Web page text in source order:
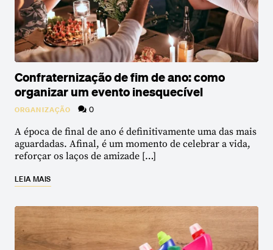
Confraternização de fim de ano: como
organizar um evento inesquecível
ORGANIZAÇÃO 0
A época de final de ano é definitivamente uma das mais
aguardadas. Afinal, é um momento de celebrar a vida,
reforçar os laços de amizade […]
LEIA MAIS